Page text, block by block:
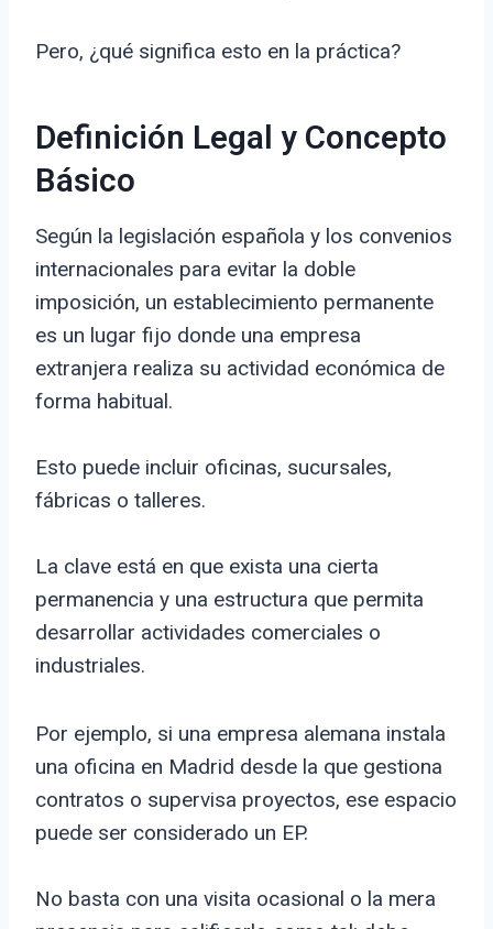
Pero, ¿qué significa esto en la práctica?
Definición Legal y Concepto
Básico
Según la legislación española y los convenios
internacionales para evitar la doble
imposición, un establecimiento permanente
es un lugar fijo donde una empresa
extranjera realiza su actividad económica de
forma habitual.
Esto puede incluir oficinas, sucursales,
fábricas o talleres.
La clave está en que exista una cierta
permanencia y una estructura que permita
desarrollar actividades comerciales o
industriales.
Por ejemplo, si una empresa alemana instala
una oficina en Madrid desde la que gestiona
contratos o supervisa proyectos, ese espacio
puede ser considerado un EP.
No basta con una visita ocasional o la mera